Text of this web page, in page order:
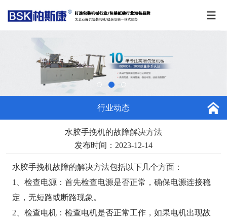
行业动态
水胶手挽机的故障解决方法
发布时间：2023-12-14
水胶手挽机故障的解决方法包括以下几个方面：
1、检查电源：首先检查电源是否正常，确保电源连接稳
定，无短路或断路现象。
2、检查电机：检查电机是否正常工作，如果电机出现故